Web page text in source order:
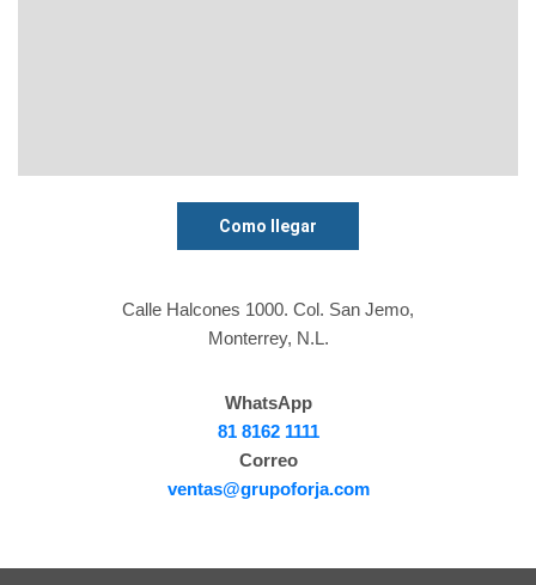
Como llegar
Calle Halcones 1000. Col. San Jemo,
Monterrey, N.L.
WhatsApp
81 8162 1111
Correo
ventas@grupoforja.com